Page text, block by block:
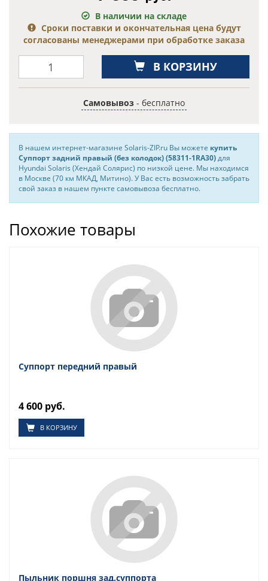
В наличии на складе
Сроки поставки и окончательная цена будут
согласованы менеджерами при обработке заказа
В КОРЗИНУ
Самовывоз - бесплатно
В нашем интернет-магазине Solaris-ZIP.ru Вы можете купить
Суппорт задний правый (без колодок) (58311-1RA30)для
Hyundai Solaris (Хендай Солярис) по низкой цене. Мы находимся
в Москве (70 км МКАД, Митино). У Вас есть возможность забрать
свой заказ в нашем пункте самовывоза бесплатно.
Похожие товары
Суппорт передний правый
4 600 руб.
В КОРЗИНУ
Пыльник поршня зад.суппорта